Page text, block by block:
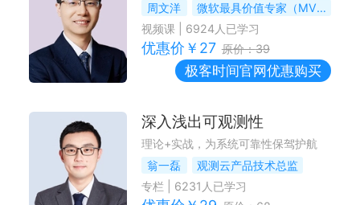
周文洋
微软最具价值专家（MVP）
视频课| 6924人已学习
优惠价￥ 27 原价：39
极客时间官网优惠购买
深入浅出可观测性
理论+实战，为系统可靠性保驾护航
翁一磊
观测云产品技术总监
专栏
6231 人已学习